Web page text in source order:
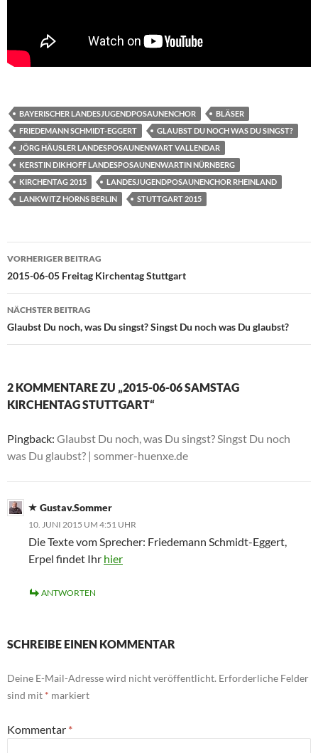
BAYERISCHER LANDESJUGENDPOSAUNENCHOR
BLÄSER
FRIEDEMANN SCHMIDT-EGGERT
GLAUBST DU NOCH WAS DU SINGST?
JÖRG HÄUSLER LANDESPOSAUNENWART VALLENDAR
KERSTIN DIKHOFF LANDESPOSAUNENWARTIN NÜRNBERG
KIRCHENTAG 2015
LANDESJUGENDPOSAUNENCHOR RHEINLAND
LANKWITZ HORNS BERLIN
STUTTGART 2015
Beitragsnavigation
VORHERIGER BEITRAG
2015-06-05 Freitag Kirchentag Stuttgart
NÄCHSTER BEITRAG
Glaubst Du noch, was Du singst? Singst Du noch was Du glaubst?
2 KOMMENTARE ZU „2015-06-06 SAMSTAG
KIRCHENTAG STUTTGART“
Pingback: Glaubst Du noch, was Du singst? Singst Du noch
was Du glaubst? | sommer-huenxe.de
Gustav.Sommer
10. JUNI 2015 UM 4:51 UHR
Die Texte vom Sprecher: Friedemann Schmidt-Eggert,
Erpel findet Ihr hier
ANTWORTEN
SCHREIBE EINEN KOMMENTAR
Deine E-Mail-Adresse wird nicht veröffentlicht. Erforderliche Felder
sind mit * markiert
Kommentar *